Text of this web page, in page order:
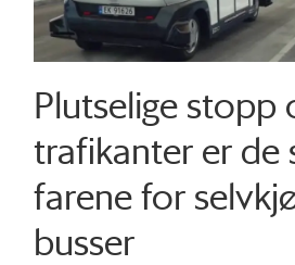
Plutselige stopp
trafikanter er de
farene for
busser